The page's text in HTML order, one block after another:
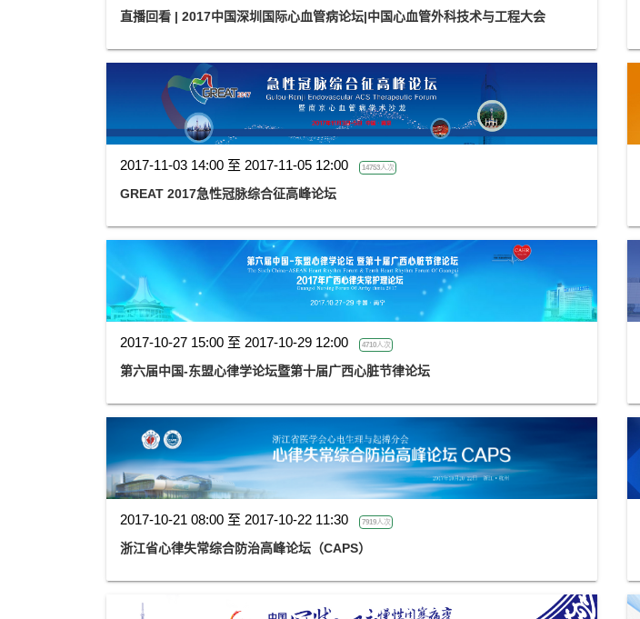
直播回看 | 2017中国深圳国际心血管病论坛|中国心血管外科技术与工程大会
2017-11-03 14:00 至 2017-11-05 12:00 14753人次
GREAT 2017急性冠脉综合征高峰论坛
2017-10-27 15:00 至 2017-10-29 12:00 4710人次
第六届中国-东盟心律学论坛暨第十届广西心脏节律论坛
2017-10-21 08:00 至 2017-10-22 11:30 7919人次
浙江省心律失常综合防治高峰论坛（CAPS）